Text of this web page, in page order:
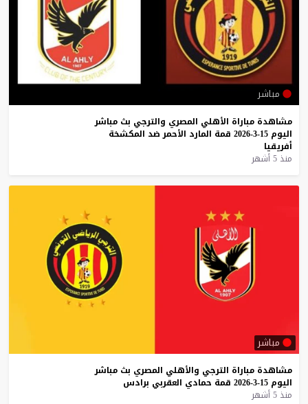
مباشر
مشاهدة مباراة الأهلي المصري والترجي بث مباشر
اليوم 15-3-2026 قمة المارد الأحمر ضد المكشخة
أفريقيا
منذ 5 أشهر
مباشر
مشاهدة مباراة الترجي والأهلي المصري بث مباشر
اليوم 15-3-2026 قمة حمادي العقربي برادس
منذ 5 أشهر